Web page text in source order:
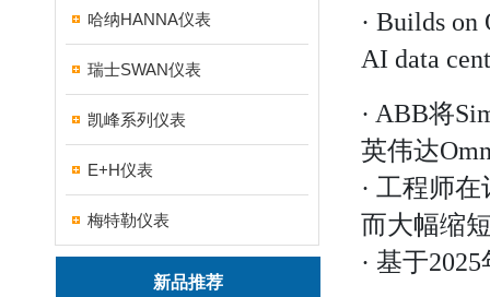
哈纳HANNA仪表
瑞士SWAN仪表
凯峰系列仪表
E+H仪表
梅特勒仪表
新品推荐
· Builds
AI data
· ABB将
英伟达
· 工程师
而大幅缩
· 基于